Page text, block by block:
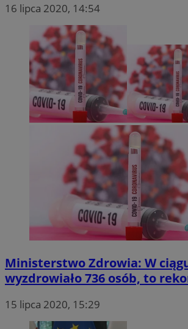
16 lipca 2020, 14:54
Ministerstwo Zdrowia: W
wyzdrowiało 736 osób, to
15 lipca 2020, 15:29